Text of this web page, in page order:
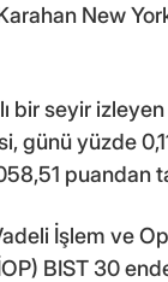
New
bir seyir
günü yüzde
puandan
İşlem ve
BIST 30